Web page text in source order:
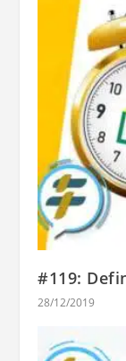
#119:
28/12/2019